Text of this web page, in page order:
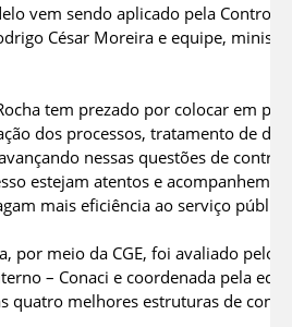
vem sendo aplicado pela
César Moreira e equipe,
tem prezado por colocar em
dos processos, tratamento de
nessas questões de
estejam atentos e acompanhem
mais eficiência ao serviço
por meio da CGE, foi avaliado pelo
– Conaci e coordenada pela
quatro melhores estruturas de